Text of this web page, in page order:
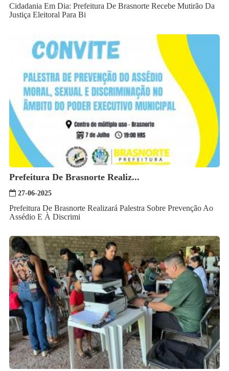
Cidadania Em Dia: Prefeitura De Brasnorte Recebe Mutirão Da
Justiça Eleitoral Para Bi
Prefeitura De Brasnorte Realiz...
27-06-2025
Prefeitura De Brasnorte Realizará Palestra Sobre Prevenção Ao
Assédio E À Discrimi